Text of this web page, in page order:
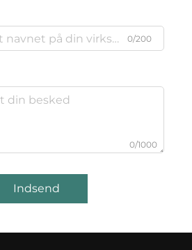
0/200
0/1000
Indsend